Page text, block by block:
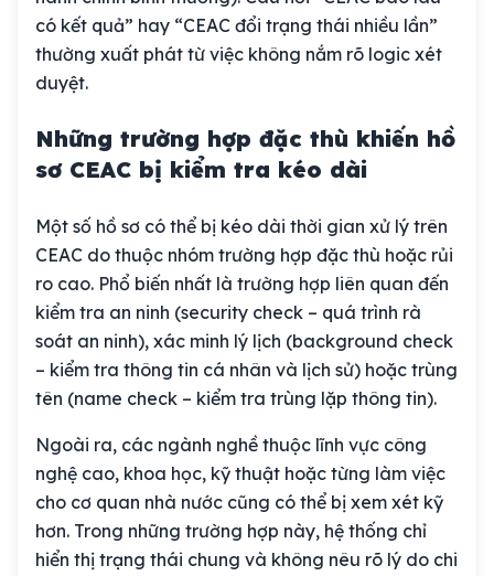
có kết quả” hay “CEAC đổi trạng thái nhiều lần”
thường xuất phát từ việc không nắm rõ logic xét
duyệt.
Những trường hợp đặc thù khiến hồ
sơ CEAC bị kiểm tra kéo dài
Một số hồ sơ có thể bị kéo dài thời gian xử lý trên
CEAC do thuộc nhóm trường hợp đặc thù hoặc rủi
ro cao. Phổ biến nhất là trường hợp liên quan đến
kiểm tra an ninh (security check – quá trình rà
soát an ninh), xác minh lý lịch (background check
– kiểm tra thông tin cá nhân và lịch sử) hoặc trùng
tên (name check – kiểm tra trùng lặp thông tin).
Ngoài ra, các ngành nghề thuộc lĩnh vực công
nghệ cao, khoa học, kỹ thuật hoặc từng làm việc
cho cơ quan nhà nước cũng có thể bị xem xét kỹ
hơn. Trong những trường hợp này, hệ thống chỉ
hiển thị trạng thái chung và không nêu rõ lý do chi